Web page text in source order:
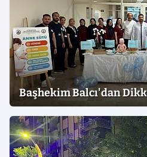
Başhekim Balcı'dan